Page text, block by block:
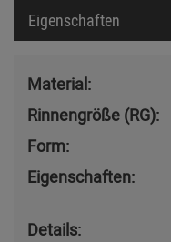
Eigenschaften
Material:
Rinnengröße (RG):
Form:
Eigenschaften:
Details: